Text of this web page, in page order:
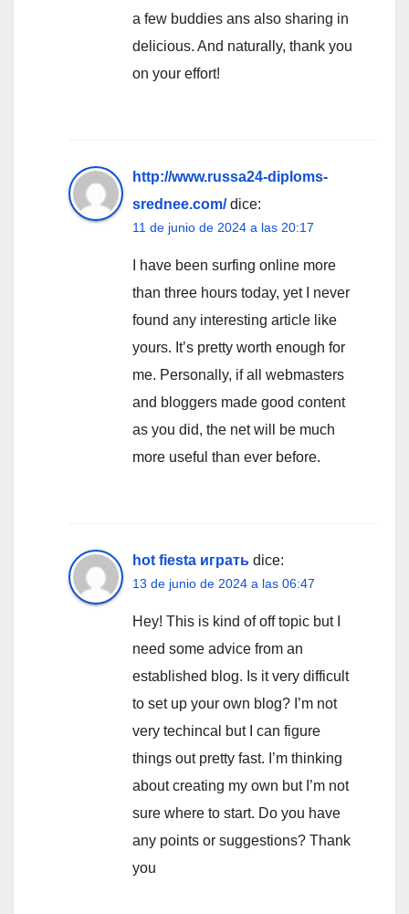
a few buddies ans also sharing in
delicious. And naturally, thank you
on your effort!
http://www.russa24-diploms-
srednee.com/ dice:
11 de junio de 2024 a las 20:17
I have been surfing online more
than three hours today, yet I never
found any interesting article like
yours. It’s pretty worth enough for
me. Personally, if all webmasters
and bloggers made good content
as you did, the net will be much
more useful than ever before.
hot fiesta играть dice:
13 de junio de 2024 a las 06:47
Hey! This is kind of off topic but I
need some advice from an
established blog. Is it very difficult
to set up your own blog? I’m not
very techincal but I can figure
things out pretty fast. I’m thinking
about creating my own but I’m not
sure where to start. Do you have
any points or suggestions? Thank
you